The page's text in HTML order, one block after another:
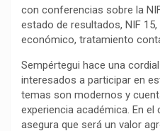
con conferencias sobre la
estado de resultados, NIF
económico, tratamiento
Sempértegui hace una
interesados a participar en
temas son modernos y
experiencia académica. En
asegura que será un valor